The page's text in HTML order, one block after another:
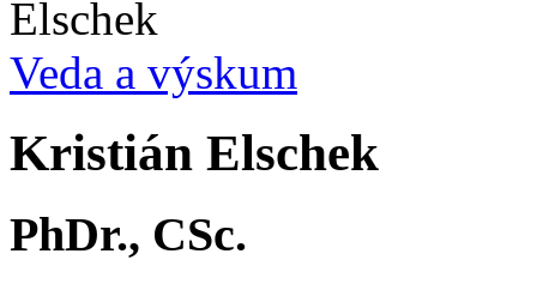
Veda a výskum
Kristián Elschek
PhDr., CSc.